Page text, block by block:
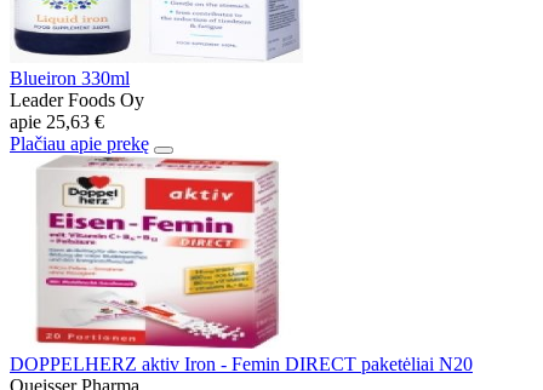
Blueiron 330ml
Leader Foods Oy
apie 25,63 €
Plačiau apie prekę
DOPPELHERZ aktiv Iron - Femin DIRECT paketėliai N20